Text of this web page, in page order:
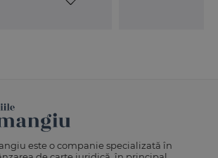
este o companie specializată în